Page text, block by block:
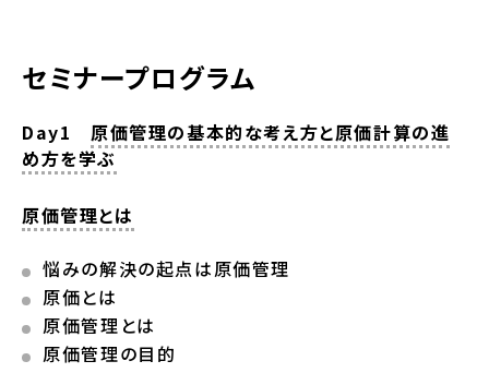
セミナープログラム
Day1 原価管理の基本的な考え方と原価計算の進
め方を学ぶ
原価管理とは
悩みの解決の起点は原価管理
原価とは
原価管理とは
原価管理の目的